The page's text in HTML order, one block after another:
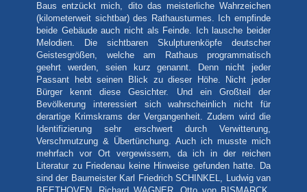
Baus entzückt mich, dito das meisterliche Wahrzeichen
(kilometerweit sichtbar) des Rathausturmes. Ich empfinde
beide Gebäude auch nicht als Feinde. Ich lausche beider
Melodien. Die sichtbaren Skulpturenköpfe deutscher
Geistesgrößen, welche am Rathaus programmatisch
geehrt werden, seien kurz genannt. Denn nicht jeder
Passant hebt seinen Blick zu dieser Höhe. Nicht jeder
Bürger kennt diese Gesichter. Und ein Großteil der
Bevölkerung interessiert sich wahrscheinlich nicht für
derartige Krimskrams der Vergangenheit. Zudem wird die
Identifizierung sehr erschwert durch Verwitterung,
Verschmutzung & Übertünchung. Auch ich musste mich
mehrfach vor Ort vergewissern, da ich in der reichen
Literatur zu Friedenau keine Hinweise gefunden hatte. Da
sind der Baumeister Karl Friedrich SCHINKEL, Ludwig van